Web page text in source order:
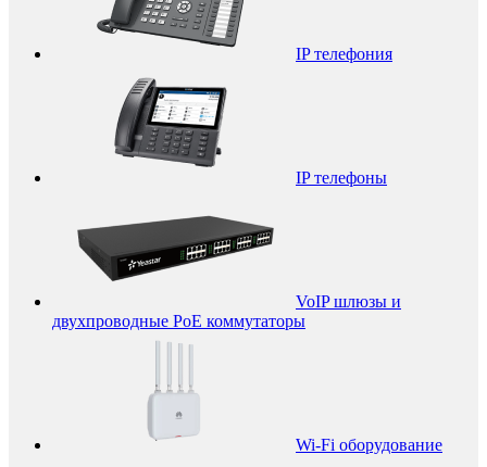
IP телефония
IP телефоны
VoIP шлюзы и
двухпроводные PoE коммутаторы
Wi-Fi оборудование